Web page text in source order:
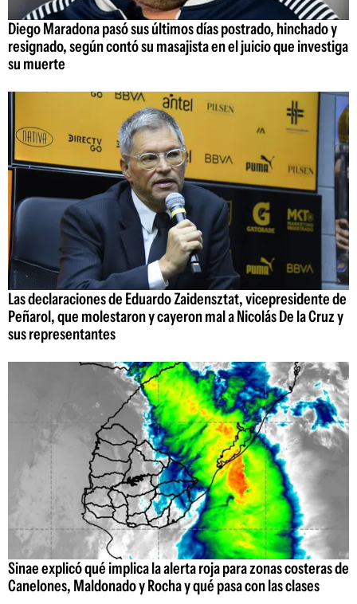
Diego Maradona pasó sus últimos días postrado, hinchado y
resignado, según contó su masajista en el juicio que investiga
su muerte
Las declaraciones de Eduardo Zaidensztat, vicepresidente de
Peñarol, que molestaron y cayeron mal a Nicolás De la Cruz y
sus representantes
Sinae explicó qué implica la alerta roja para zonas costeras de
Canelones, Maldonado y Rocha y qué pasa con las clases